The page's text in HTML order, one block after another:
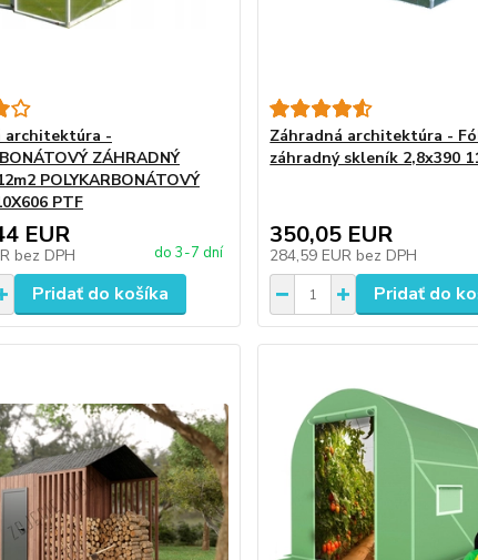
architektúra -
ZÁHRADNÝ
POLYKARBONÁTOVÝ
PTF
EUR
bez DPH do 3-7 dní
Pridať do košíka
Záhradná architektúra -
záhradný skleník 2,8x390
350,05 EUR
284,59 EUR bez DPH
Pridať do